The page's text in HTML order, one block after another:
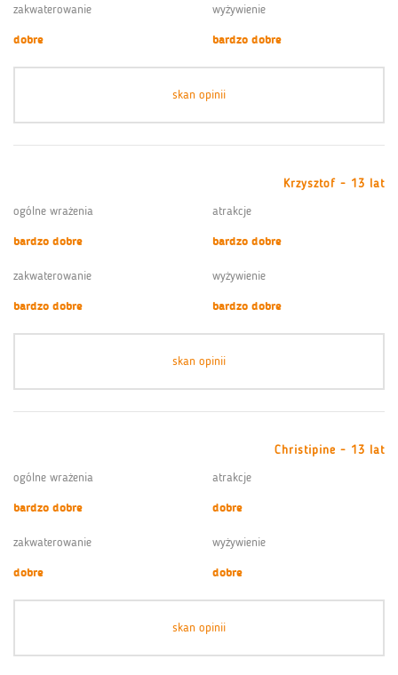
zakwaterowanie
dobre
wyżywienie
bardzo dobre
skan opinii
Krzysztof - 13 lat
ogólne wrażenia
bardzo dobre
atrakcje
bardzo dobre
zakwaterowanie
bardzo dobre
wyżywienie
bardzo dobre
skan opinii
Christipine - 13 lat
ogólne wrażenia
bardzo dobre
atrakcje
dobre
zakwaterowanie
dobre
wyżywienie
dobre
skan opinii